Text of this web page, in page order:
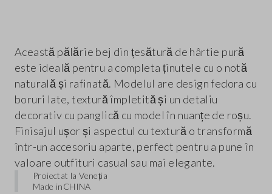
Această pălărie bej din țesătură de hârtie pură
este ideală pentru a completa ținutele cu o notă
naturală și rafinată. Modelul are design fedora cu
boruri late, textură împletită și un detaliu
decorativ cu panglică cu model în nuanțe de roșu.
Finisajul ușor și aspectul cu textură o transformă
într-un accesoriu aparte, perfect pentru a pune în
valoare outfituri casual sau mai elegante.
Proiectat la Veneția
Made inCHINA